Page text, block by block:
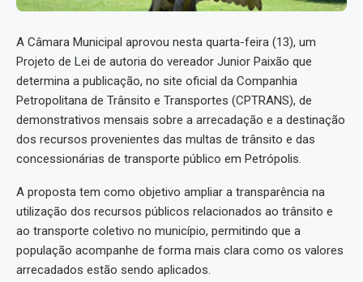
A Câmara Municipal aprovou nesta quarta-feira (13), um
Projeto de Lei de autoria do vereador Junior Paixão que
determina a publicação, no site oficial da Companhia
Petropolitana de Trânsito e Transportes (CPTRANS), de
demonstrativos mensais sobre a arrecadação e a destinação
dos recursos provenientes das multas de trânsito e das
concessionárias de transporte público em Petrópolis.
A proposta tem como objetivo ampliar a transparência na
utilização dos recursos públicos relacionados ao trânsito e
ao transporte coletivo no município, permitindo que a
população acompanhe de forma mais clara como os valores
arrecadados estão sendo aplicados.